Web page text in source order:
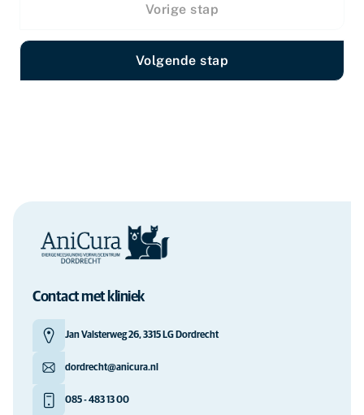
Vorige stap
Volgende stap
Contact met kliniek
Jan Valsterweg 26, 3315 LG Dordrecht
dordrecht@anicura.nl
085 - 483 13 00